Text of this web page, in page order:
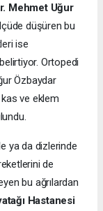
Mehmet Uğur
düşüren bu
ise
Ortopedi
Özbaydar
ve eklem
ya da dizlerinde
de
bu ağrılardan
Hastanesi